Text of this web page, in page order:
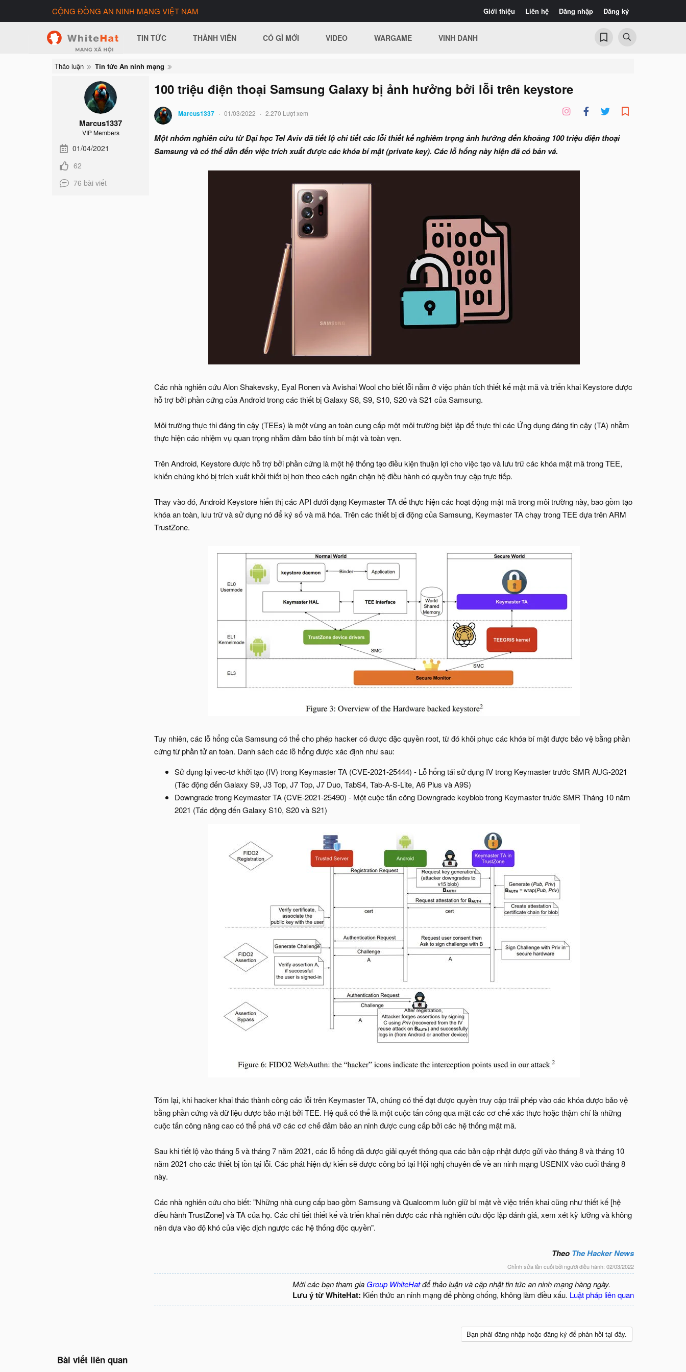
Giới thiệu Liên hệ Đăng nhập Đăng ký
CỘNG ĐỒNG AN NINH MẠNG VIỆT NAM
TIN TỨC THÀNH VIÊN CÓ GÌ MỚI VIDEO WARGAME VINH DANH
Thảo luận Tin tức An ninh mạng
Marcus1337
VIP Members
01/04/2021
62
76 bài viết
100 triệu điện thoại Samsung Galaxy bị ảnh hưởng bởi lỗi trên keystore
Marcus1337 01/03/2022 2.270 Lượt xem
Một nhóm nghiên cứu từ Đại học Tel Aviv đã tiết lộ chi tiết các lỗi thiết kế nghiêm trọng ảnh hưởng đến khoảng 100 triệu điện thoại
Samsung và có thể dẫn đến việc trích xuất được các khóa bí mật (private key). Các lỗ hổng này hiện đã có bản vá.
Các nhà nghiên cứu Alon Shakevsky, Eyal Ronen và Avishai Wool cho biết lỗi nằm ở việc phân tích thiết kế mật mã và triển khai Keystore được
hỗ trợ bởi phần cứng của Android trong các thiết bị Galaxy S8, S9, S10, S20 và S21 của Samsung.
Môi trường thực thi đáng tin cậy (TEEs) là một vùng an toàn cung cấp một môi trường biệt lập để thực thi các Ứng dụng đáng tin cậy (TA) nhằm
thực hiện các nhiệm vụ quan trọng nhằm đảm bảo tính bí mật và toàn vẹn.
Trên Android, Keystore được hỗ trợ bởi phần cứng là một hệ thống tạo điều kiện thuận lợi cho việc tạo và lưu trữ các khóa mật mã trong TEE,
khiến chúng khó bị trích xuất khỏi thiết bị hơn theo cách ngăn chặn hệ điều hành có quyền truy cập trực tiếp.
Thay vào đó, Android Keystore hiển thị các API dưới dạng Keymaster TA để thực hiện các hoạt động mật mã trong môi trường này, bao gồm tạo
khóa an toàn, lưu trữ và sử dụng nó để ký số và mã hóa. Trên các thiết bị di động của Samsung, Keymaster TA chạy trong TEE dựa trên ARM
TrustZone.
Tuy nhiên, các lỗ hổng của Samsung có thể cho phép hacker có được đặc quyền root, từ đó khôi phục các khóa bí mật được bảo vệ bằng phần
cứng từ phần tử an toàn. Danh sách các lỗ hổng được xác định như sau:
Sử dụng lại vec-tơ khởi tạo (IV) trong Keymaster TA (CVE-2021-25444) - Lỗ hổng tái sử dụng IV trong Keymaster trước SMR AUG-2021
(Tác động đến Galaxy S9, J3 Top, J7 Top, J7 Duo, TabS4, Tab-A-S-Lite, A6 Plus và A9S)
Downgrade trong Keymaster TA (CVE-2021-25490) - Một cuộc tấn công Downgrade keyblob trong Keymaster trước SMR Tháng 10 năm
2021 (Tác động đến Galaxy S10, S20 và S21)
Tóm lại, khi hacker khai thác thành công các lỗi trên Keymaster TA, chúng có thể đạt được quyền truy cập trái phép vào các khóa được bảo vệ
bằng phần cứng và dữ liệu được bảo mật bởi TEE. Hệ quả có thể là một cuộc tấn công qua mặt các cơ chế xác thực hoặc thậm chí là những
cuộc tấn công nâng cao có thể phá vỡ các cơ chế đảm bảo an ninh được cung cấp bởi các hệ thống mật mã.
Sau khi tiết lộ vào tháng 5 và tháng 7 năm 2021, các lỗ hổng đã được giải quyết thông qua các bản cập nhật được gửi vào tháng 8 và tháng 10
năm 2021 cho các thiết bị tồn tại lỗi. Các phát hiện dự kiến sẽ được công bố tại Hội nghị chuyên đề về an ninh mạng USENIX vào cuối tháng 8
này.
Các nhà nghiên cứu cho biết: "Những nhà cung cấp bao gồm Samsung và Qualcomm luôn giữ bí mật về việc triển khai cũng như thiết kế [hệ
điều hành TrustZone] và TA của họ. Các chi tiết thiết kế và triển khai nên được các nhà nghiên cứu độc lập đánh giá, xem xét kỹ lưỡng và không
nên dựa vào độ khó của việc dịch ngược các hệ thống độc quyền".
Theo The Hacker News
Chỉnh sửa lần cuối bởi người điều hành: 02/03/2022
Mời các bạn tham gia Group WhiteHatđể thảo luận và cập nhật tin tức an ninh mạng hàng ngày.
Lưu ý từ WhiteHat: Kiến thức an ninh mạng để phòng chống, không làm điều xấu. Luật pháp liên quan
Bạn phải đăng nhập hoặc đăng ký để phản hồi tại đây.
Bài viết liên quan